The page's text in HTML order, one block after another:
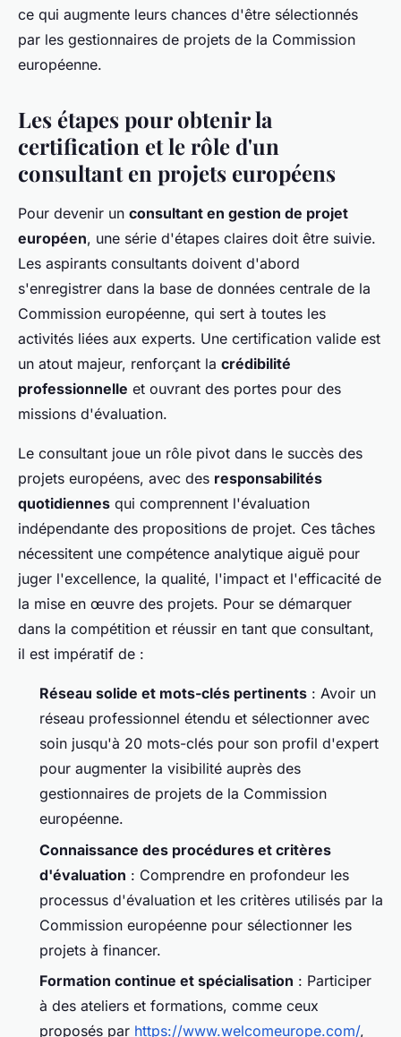
ce qui augmente leurs chances d'être sélectionnés
par les gestionnaires de projets de la Commission
européenne.
Les étapes pour obtenir la
certification et le rôle d'un
consultant en projets européens
Pour devenir un consultant en gestion de projet
européen, une série d'étapes claires doit être suivie.
Les aspirants consultants doivent d'abord
s'enregistrer dans la base de données centrale de la
Commission européenne, qui sert à toutes les
activités liées aux experts. Une certification valide est
un atout majeur, renforçant la crédibilité
professionnelle et ouvrant des portes pour des
missions d'évaluation.
Le consultant joue un rôle pivot dans le succès des
projets européens, avec des responsabilités
quotidiennes qui comprennent l'évaluation
indépendante des propositions de projet. Ces tâches
nécessitent une compétence analytique aiguë pour
juger l'excellence, la qualité, l'impact et l'efficacité de
la mise en œuvre des projets. Pour se démarquer
dans la compétition et réussir en tant que consultant,
il est impératif de :
Réseau solide et mots-clés pertinents : Avoir un
réseau professionnel étendu et sélectionner avec
soin jusqu'à 20 mots-clés pour son profil d'expert
pour augmenter la visibilité auprès des
gestionnaires de projets de la Commission
européenne.
Connaissance des procédures et critères
d'évaluation : Comprendre en profondeur les
processus d'évaluation et les critères utilisés par la
Commission européenne pour sélectionner les
projets à financer.
Formation continue et spécialisation : Participer
à des ateliers et formations, comme ceux
proposés par https://www.welcomeurope.com/,